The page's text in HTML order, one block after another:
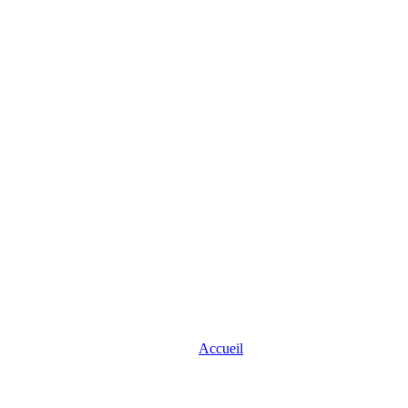
Accueil